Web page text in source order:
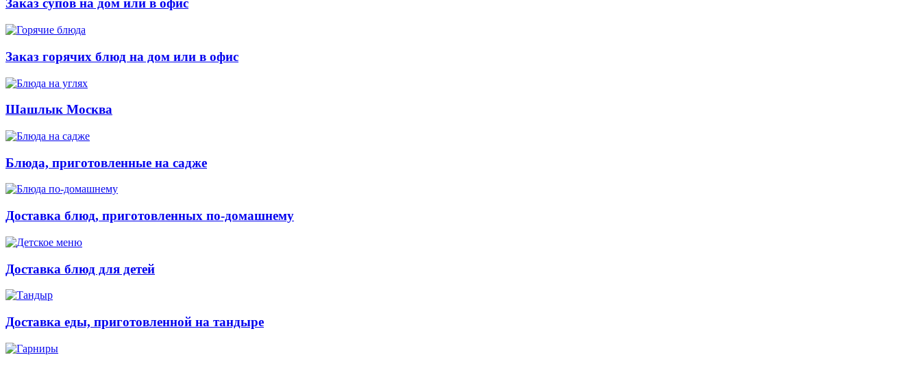
Заказ супов на дом или в офис
Заказ горячих блюд на дом или в офис
Шашлык Москва
Блюда, приготовленные на садже
Доставка блюд, приготовленных по-домашнему
Доставка блюд для детей
Доставка еды, приготовленной на тандыре